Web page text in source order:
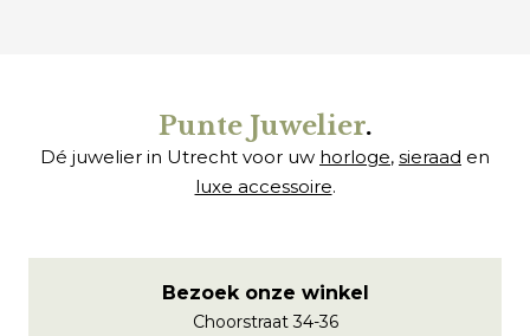
Punte Juwelier.
Dé juwelier in Utrecht voor uw horloge, sieraad en
luxe accessoire.
Bezoek onze winkel
Choorstraat 34-36